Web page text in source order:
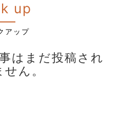
up
アップ
はまだ投稿され
ん。